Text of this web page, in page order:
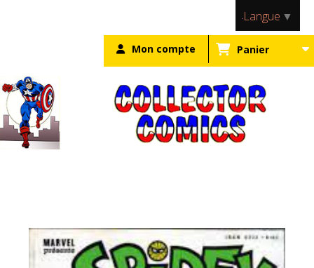
Mon compte Panier
Langue ▼